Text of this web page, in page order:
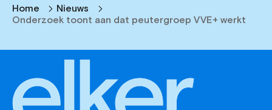
Home
Nieuws
Onderzoek toont aan dat peutergroep VVE+ werkt